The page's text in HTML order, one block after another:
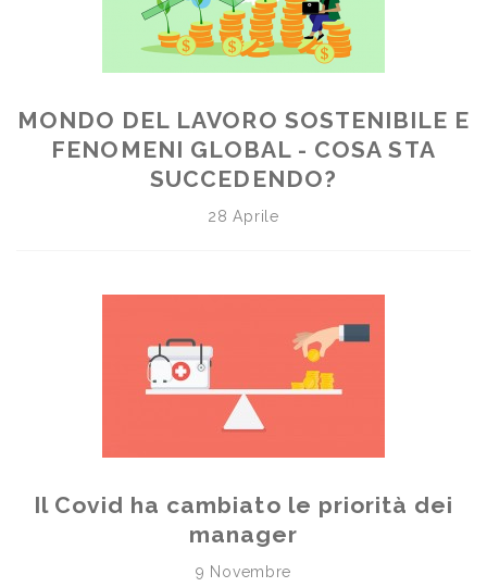
MONDO DEL LAVORO SOSTENIBILE E
FENOMENI GLOBAL - COSA STA
SUCCEDENDO?
28 Aprile
Il Covid ha cambiato le priorità dei
manager
9 Novembre